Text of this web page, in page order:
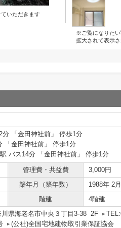
いただきます
※ご覧になりたい
拡大されて表示さ
分 「金田神社前」 停歩1分
「金田神社前」 停歩1分
駅 バス14分 「金田神社前」 停歩1分
管理費・共益費
3,000円
築年月（築年数）
1988年 2
階建 4階建
川県海老名市中央３丁目3-38 2F
(公社)全国宅地建物取引業保証協会